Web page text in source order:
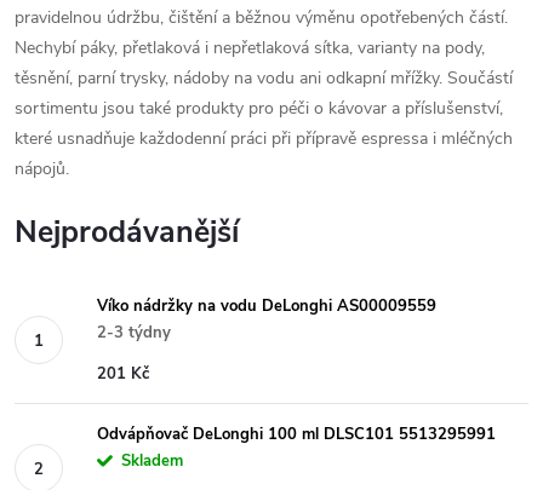
pravidelnou údržbu, čištění a běžnou výměnu opotřebených částí.
Nechybí páky, přetlaková i nepřetlaková sítka, varianty na pody,
těsnění, parní trysky, nádoby na vodu ani odkapní mřížky. Součástí
sortimentu jsou také produkty pro péči o kávovar a příslušenství,
které usnadňuje každodenní práci při přípravě espressa i mléčných
nápojů.
Nejprodávanější
Víko nádržky na vodu DeLonghi AS00009559
2-3 týdny
201 Kč
Odvápňovač DeLonghi 100 ml DLSC101 5513295991
Skladem